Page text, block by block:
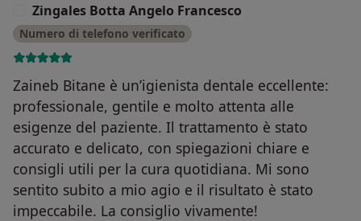
Zingales Botta Angelo Francesco
Numero di telefono verificato
Zaineb Bitane è un’igienista dentale eccellente:
professionale, gentile e molto attenta alle
esigenze del paziente. Il trattamento è stato
accurato e delicato, con spiegazioni chiare e
consigli utili per la cura quotidiana. Mi sono
sentito subito a mio agio e il risultato è stato
impeccabile. La consiglio vivamente!